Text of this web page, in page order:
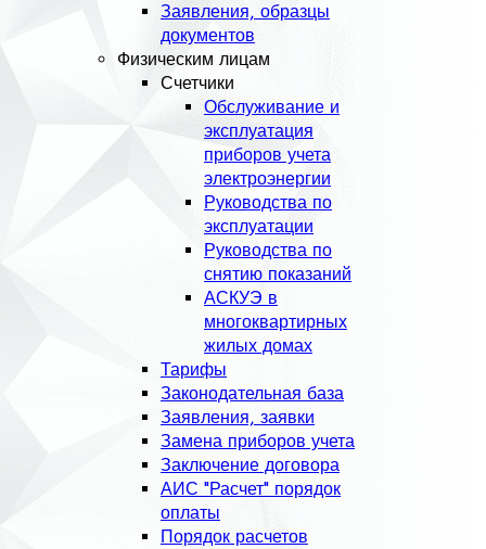
Заявления, образцы
документов
Физическим лицам
Счетчики
Обслуживание и
эксплуатация
приборов учета
электроэнергии
Руководства по
эксплуатации
Руководства по
снятию показаний
АСКУЭ в
многоквартирных
жилых домах
Тарифы
Законодательная база
Заявления, заявки
Замена приборов учета
Заключение договора
АИС "Расчет" порядок
оплаты
Порядок расчетов